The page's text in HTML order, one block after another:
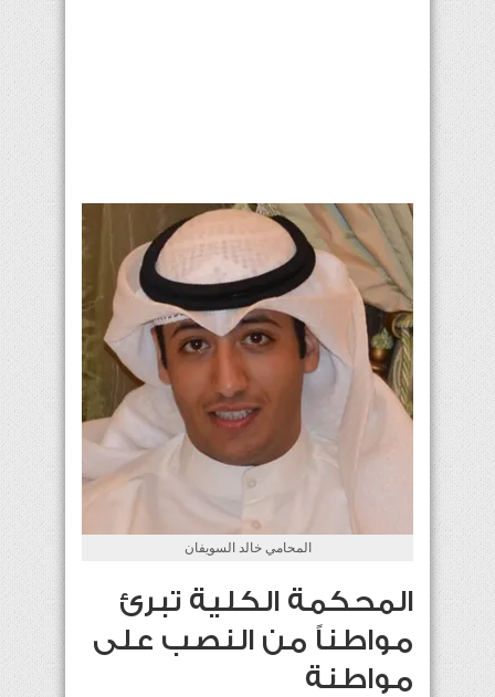
المحامي خالد السويفان
المحكمة الكلية تبرئ
مواطناً من النصب على
مواطنة